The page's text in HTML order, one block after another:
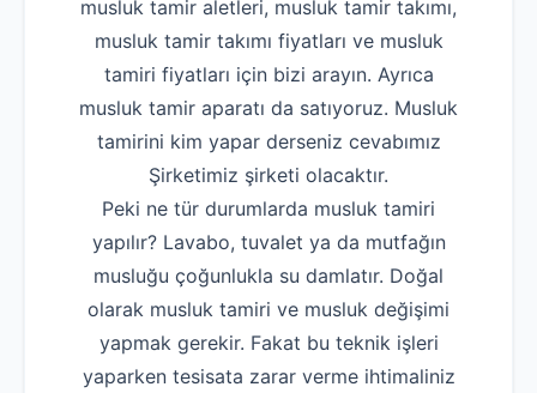
musluk tamir aletleri, musluk tamir takımı,
musluk tamir takımı fiyatları ve musluk
tamiri fiyatları için bizi arayın. Ayrıca
musluk tamir aparatı da satıyoruz. Musluk
tamirini kim yapar derseniz cevabımız
Şirketimiz şirketi olacaktır.
Peki ne tür durumlarda musluk tamiri
yapılır? Lavabo, tuvalet ya da mutfağın
musluğu çoğunlukla su damlatır. Doğal
olarak musluk tamiri ve musluk değişimi
yapmak gerekir. Fakat bu teknik işleri
yaparken tesisata zarar verme ihtimaliniz